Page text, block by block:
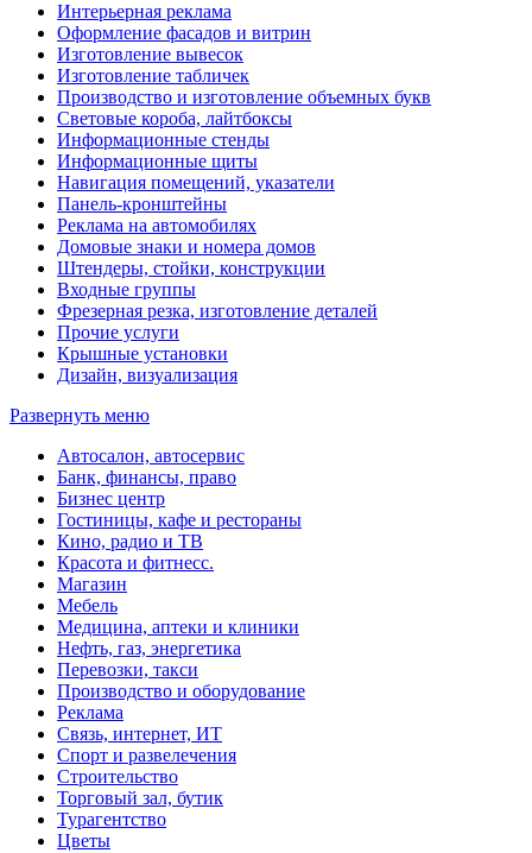
Интерьерная реклама
Оформление фасадов и витрин
Изготовление вывесок
Изготовление табличек
Производство и изготовление объемных букв
Световые короба, лайтбоксы
Информационные стенды
Информационные щиты
Навигация помещений, указатели
Панель-кронштейны
Реклама на автомобилях
Домовые знаки и номера домов
Штендеры, стойки, конструкции
Входные группы
Фрезерная резка, изготовление деталей
Прочие услуги
Крышные установки
Дизайн, визуализация
Развернуть меню
Автосалон, автосервис
Банк, финансы, право
Бизнес центр
Гостиницы, кафе и рестораны
Кино, радио и ТВ
Красота и фитнесс.
Магазин
Мебель
Медицина, аптеки и клиники
Нефть, газ, энергетика
Перевозки, такси
Производство и оборудование
Реклама
Связь, интернет, ИТ
Спорт и развелечения
Строительство
Торговый зал, бутик
Турагентство
Цветы